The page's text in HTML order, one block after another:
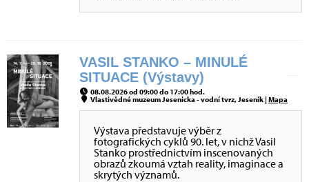
VASIL STANKO – MINULÉ
SITUACE (Výstavy)
08.08.2026 od 09:00 do 17:00 hod.
Vlastivědné muzeum Jesenicka - vodní tvrz, Jeseník |Mapa
Výstava představuje výběr z
fotografických cyklů 90. let, v nichž Vasil
Stanko prostřednictvím inscenovaných
obrazů zkoumá vztah reality, imaginace a
skrytých významů.